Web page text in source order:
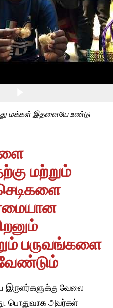
மக்கள் இதனையே உண்டு
மற்றும்
பருவங்களை
வேண்டும்
இருளர்களுக்கு வேலை
பொதுவாக அவர்கள்